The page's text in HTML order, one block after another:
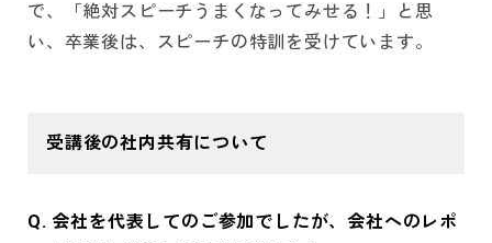
で、「絶対スピーチうまくなってみせる！」と思
い、卒業後は、スピーチの特訓を受けています。
受講後の社内共有について
Q. 会社を代表してのご参加でしたが、会社へのレポ